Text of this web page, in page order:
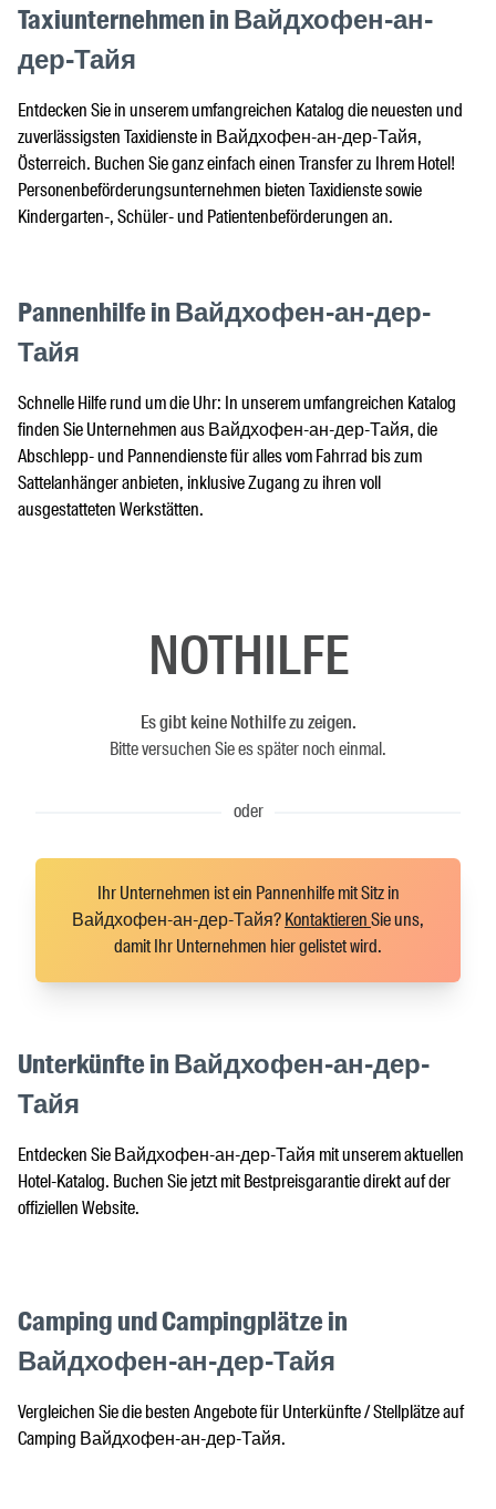
Taxiunternehmen in Вайдхофен-ан-
дер-Тайя
Entdecken Sie in unserem umfangreichen Katalog die neuesten und
zuverlässigsten Taxidienste in Вайдхофен-ан-дер-Тайя,
Österreich. Buchen Sie ganz einfach einen Transfer zu Ihrem Hotel!
Personenbeförderungsunternehmen bieten Taxidienste sowie
Kindergarten-, Schüler- und Patientenbeförderungen an.
Pannenhilfe in Вайдхофен-ан-дер-
Тайя
Schnelle Hilfe rund um die Uhr: In unserem umfangreichen Katalog
finden Sie Unternehmen aus Вайдхофен-ан-дер-Тайя, die
Abschlepp- und Pannendienste für alles vom Fahrrad bis zum
Sattelanhänger anbieten, inklusive Zugang zu ihren voll
ausgestatteten Werkstätten.
NOTHILFE
Es gibt keine Nothilfe zu zeigen.
Bitte versuchen Sie es später noch einmal.
oder
Ihr Unternehmen ist ein Pannenhilfe mit Sitz in
Вайдхофен-ан-дер-Тайя?KontaktierenSie uns,
damit Ihr Unternehmen hier gelistet wird.
Unterkünfte in Вайдхофен-ан-дер-
Тайя
Entdecken Sie Вайдхофен-ан-дер-Тайя mit unserem aktuellen
Hotel-Katalog. Buchen Sie jetzt mit Bestpreisgarantie direkt auf der
offiziellen Website.
Camping und Campingplätze in
Вайдхофен-ан-дер-Тайя
Vergleichen Sie die besten Angebote für Unterkünfte / Stellplätze auf
Camping Вайдхофен-ан-дер-Тайя.